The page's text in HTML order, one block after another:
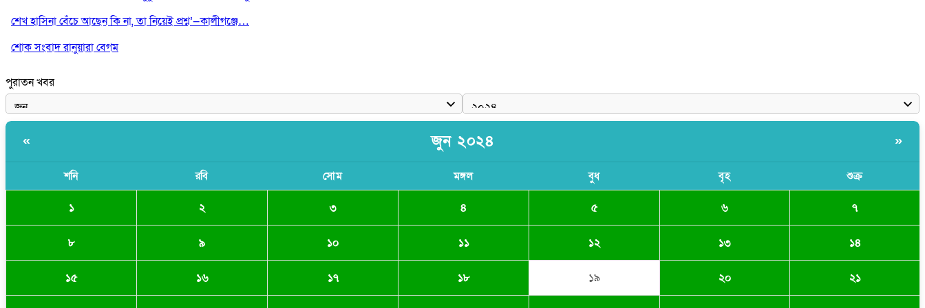
শেখ হাসিনা বেঁচে আছেন কি না, তা নিয়েই প্রশ্ন’—কালীগঞ্জে…
শোক সংবাদ রানুয়ারা বেগম
পুরাতন খবর
« জুন ২০২৪ »
শনি রবি সোম মঙ্গল বুধ বৃহ শুক্র
১ ২ ৩ ৪ ৫ ৬ ৭
৮ ৯ ১০ ১১ ১২ ১৩ ১৪
১৫ ১৬ ১৭ ১৮ ১৯ ২০ ২১